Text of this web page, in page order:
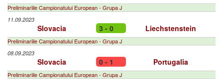
Preliminariile Campionatului European - Grupa J
11.09.2023
Slovacia 3 - 0 Liechstenstein
Preliminariile Campionatului European - Grupa J
08.09.2023
Slovacia 0 - 1 Portugalia
Preliminariile Campionatului European - Grupa J